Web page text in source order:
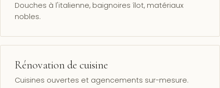
Douches à l'italienne, baignoires îlot, matériaux
nobles.
Rénovation de cuisine
Cuisines ouvertes et agencements sur-mesure.